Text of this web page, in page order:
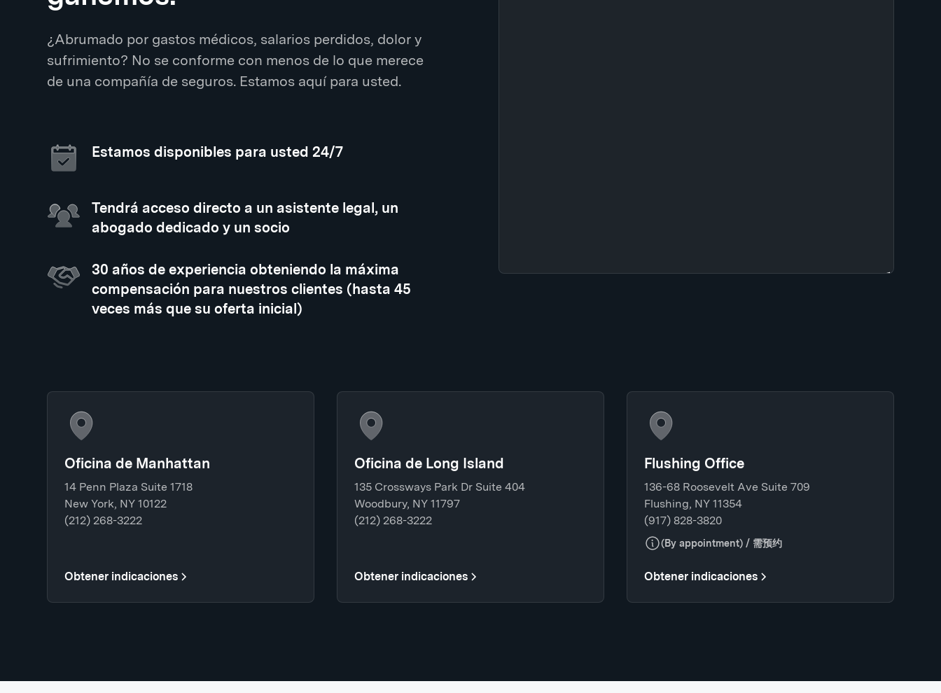
¿Abrumado por gastos médicos, salarios perdidos, dolor y
sufrimiento? No se conforme con menos de lo que merece
de una compañía de seguros. Estamos aquí para usted.
Estamos disponibles para usted 24/7
Tendrá acceso directo a un asistente legal, un
abogado dedicado y un socio
30 años de experiencia obteniendo la máxima
compensación para nuestros clientes (hasta 45
veces más que su oferta inicial)
Oficina de Manhattan
14 Penn Plaza Suite 1718
New York, NY 10122
(212) 268-3222
Obtener indicaciones
Oficina de Long Island
135 Crossways Park Dr Suite 404
Woodbury, NY 11797
(212) 268-3222
Obtener indicaciones
Flushing Office
136-68 Roosevelt Ave Suite 709
Flushing, NY 11354
(917) 828-3820
(By appointment) / 需预约
Obtener indicaciones